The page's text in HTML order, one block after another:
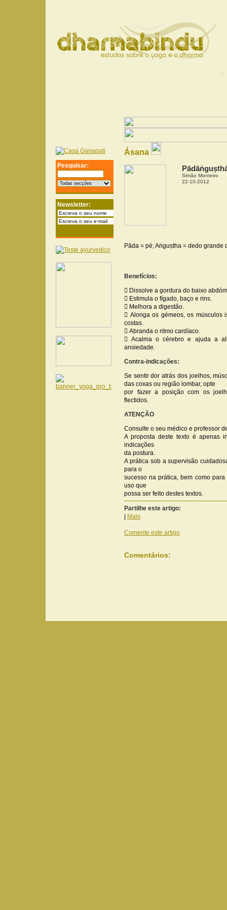
Pesquisar:
Newsletter:
Ásana
Simão Monteiro
22-10-2012
Pāda = pé; Aṅguṣtha = dedo grande
Benefícios:
 Dissolve a gordura do baixo
 Estimula o fígado, baço e rins.
 Melhora a digestão.
 Alonga os gémeos, os músculos
costas.
 Abranda o ritmo cardíaco.
 Acalma o cérebro e ajuda a
ansiedade.
Contra-indicações:
Se sentir dor atrás dos joelhos,
das coxas ou região lombar, opte
por fazer a posição com os
flectidos.
ATENÇÃO
Consulte o seu médico e professor
A proposta deste texto é apenas
indicações
da postura.
A prática sob a supervisão
para o
sucesso na prática, bem como
uso que
possa ser feito destes textos.
Partilhe este artigo:
Mais
Comente este artigo
Comentários: